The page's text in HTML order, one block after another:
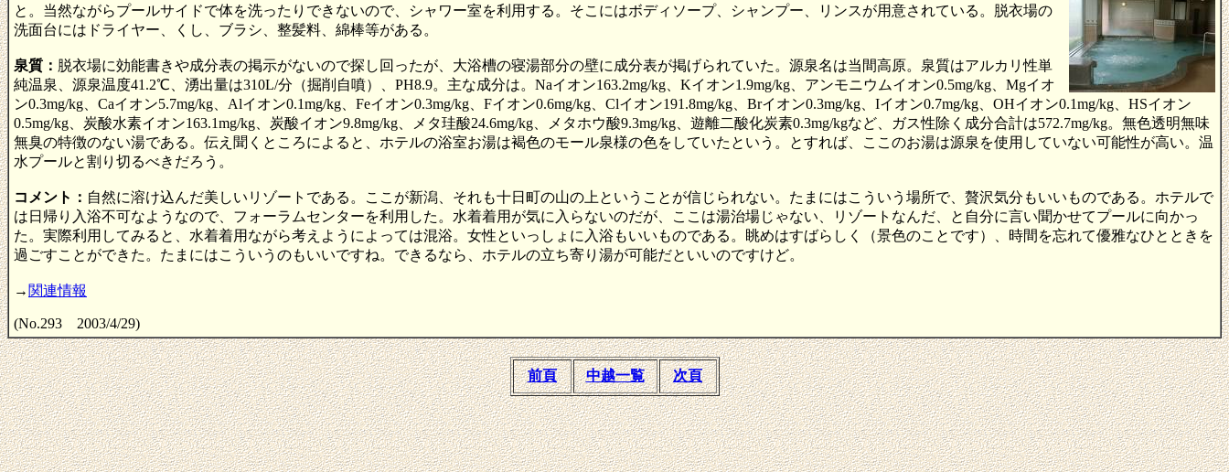
と。当然ながらプールサイドで体を洗ったりできないので、シャワー室を利用する。そこにはボディソープ、シャンプー、リンスが用意されている。脱衣場の
洗面台にはドライヤー、くし、ブラシ、整髪料、綿棒等がある。
泉質： 脱衣場に効能書きや成分表の掲示がないので探し回ったが、大浴槽の寝湯部分の壁に成分表が掲げられていた。源泉名は当間高原。泉質はアルカリ性単
純温泉、源泉温度41.2℃、湧出量は310L/分（掘削自噴）、PH8.9。主な成分は。Naイオン163.2mg/kg、Kイオン1.9mg/kg、アンモニウムイオン0.5mg/kg、Mgイオ
ン0.3mg/kg、Caイオン5.7mg/kg、Alイオン0.1mg/kg、Feイオン0.3mg/kg、Fイオン0.6mg/kg、Clイオン191.8mg/kg、Brイオン0.3mg/kg、Iイオン0.7mg/kg、OHイオン0.1mg/kg、HSイオン
0.5mg/kg、炭酸水素イオン163.1mg/kg、炭酸イオン9.8mg/kg、メタ珪酸24.6mg/kg、メタホウ酸9.3mg/kg、遊離二酸化炭素0.3mg/kgなど、ガス性除く成分合計は572.7mg/kg。無色透明無味
無臭の特徴のない湯である。伝え聞くところによると、ホテルの浴室お湯は褐色のモール泉様の色をしていたという。とすれば、ここのお湯は源泉を使用していない可能性が高い。温
水プールと割り切るべきだろう。
コメント： 自然に溶け込んだ美しいリゾートである。ここが新潟、それも十日町の山の上ということが信じられない。たまにはこういう場所で、贅沢気分もいいものである。ホテルで
は日帰り入浴不可なようなので、フォーラムセンターを利用した。水着着用が気に入らないのだが、ここは湯治場じゃない、リゾートなんだ、と自分に言い聞かせてプールに向かっ
た。実際利用してみると、水着着用ながら考えようによっては混浴。女性といっしょに入浴もいいものである。眺めはすばらしく（景色のことです）、時間を忘れて優雅なひとときを
過ごすことができた。たまにはこういうのもいいですね。できるなら、ホテルの立ち寄り湯が可能だといいのですけど。
→ 関連情報
(No.293 2003/4/29)
前頁 中越一覧 次頁